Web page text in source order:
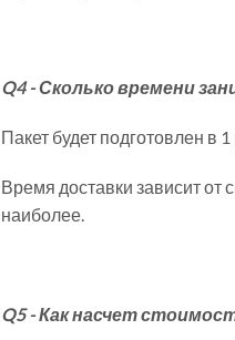
Q4 - Сколько времени
Пакет будет подготовлен в
Время доставки зависит от
наиболее.
Q5 - Как насчет